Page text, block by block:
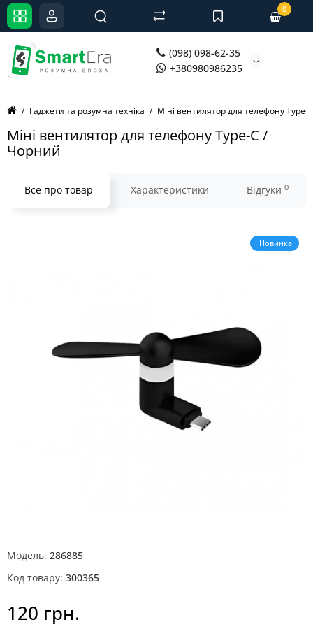
(098) 098-62-35
+380980986235
0
Гаджети та розумна техніка Міні вентилятор для телефону
Міні вентилятор для телефону Type-C /
Чорний
Все про товар Характеристики Відгуки 0
Новинка
Модель: 286885
Код товару: 300365
120 грн.